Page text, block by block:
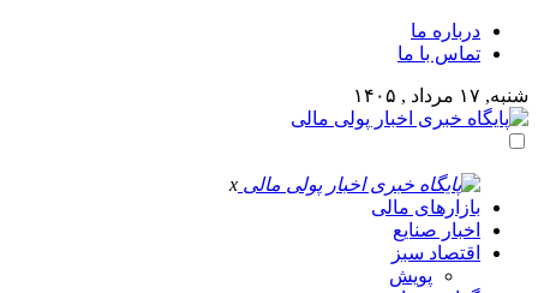
درباره ما
تماس با ما
شنبه, ۱۷ مرداد , ۱۴۰۵
x
بازارهای مالی
اخبار صنایع
اقتصاد سبز
پویش